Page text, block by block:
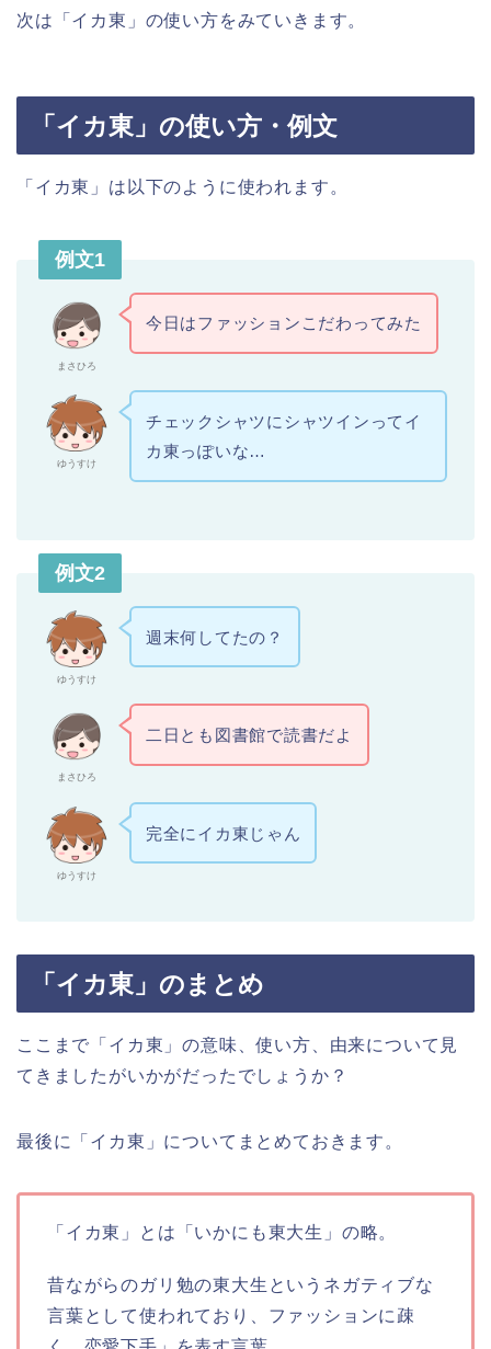
次は「イカ東」の使い方をみていきます。
「イカ東」の使い方・例文
「イカ東」は以下のように使われます。
例文1
まさひろ
今日はファッションこだわってみた
ゆうすけ
チェックシャツにシャツインってイ
カ東っぽいな…
例文2
ゆうすけ
週末何してたの？
まさひろ
二日とも図書館で読書だよ
ゆうすけ
完全にイカ東じゃん
「イカ東」のまとめ
ここまで「イカ東」の意味、使い方、由来について見
てきましたがいかがだったでしょうか？
最後に「イカ東」についてまとめておきます。
「イカ東」とは「いかにも東大生」の略。
昔ながらのガリ勉の東大生というネガティブな
言葉として使われており、ファッションに疎